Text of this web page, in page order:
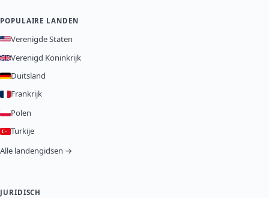
POPULAIRE LANDEN
Verenigde Staten
Verenigd Koninkrijk
Duitsland
Frankrijk
Polen
Turkije
Alle landengidsen →
JURIDISCH